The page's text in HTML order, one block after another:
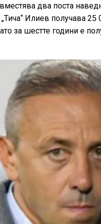
два поста
Илиев получава
за шестте години е